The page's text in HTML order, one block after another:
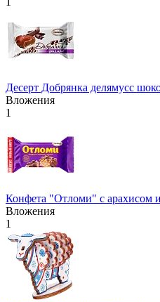
Десерт Добрянка делямусс
Вложения
1
Конфета "Отломи" с арахисом
Вложения
1